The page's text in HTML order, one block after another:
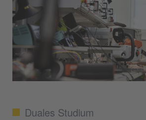
Duales Studium